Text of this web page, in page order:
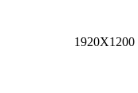
1920X1200